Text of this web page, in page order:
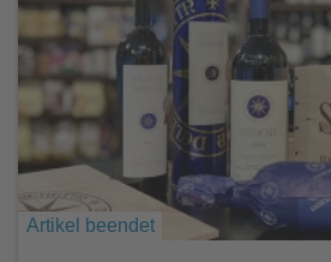
Artikel beendet